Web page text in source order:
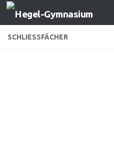
Zum Inhalt springen
SCHLIESSFÄCHER